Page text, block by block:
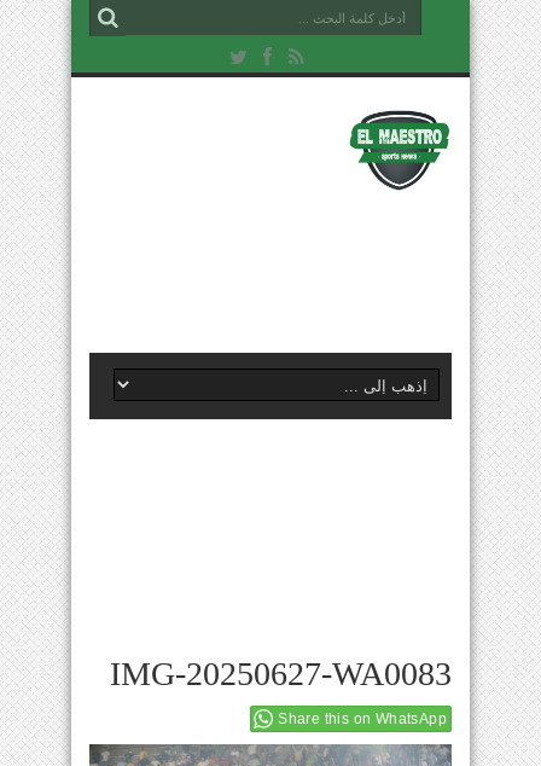
IMG-20250627-WA0083
Share this on WhatsApp